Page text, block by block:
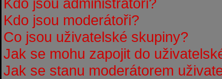
Kdo jsou moderátoři?
Co jsou uživatelské skupiny?
Jak se mohu zapojit do
Jak se stanu moderátorem